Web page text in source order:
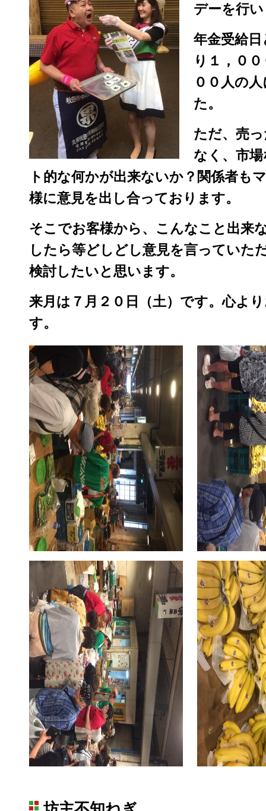
デーを行
年金受給
り１，０
００人の
た。
ただ、売
なく、市
ト的な何かが出来ないか？関係者も
様に意見を出し合っております。
そこでお客様から、こんなこと出来
したら等どしどし意見を言っていた
検討したいと思います。
来月は７月２０日（土）です。心よ
す。